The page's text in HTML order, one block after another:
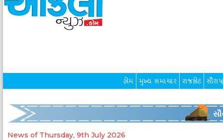
હોમ મુખ્ય સમાચાર રાજકોટ
News of Thursday, 9th July 2026